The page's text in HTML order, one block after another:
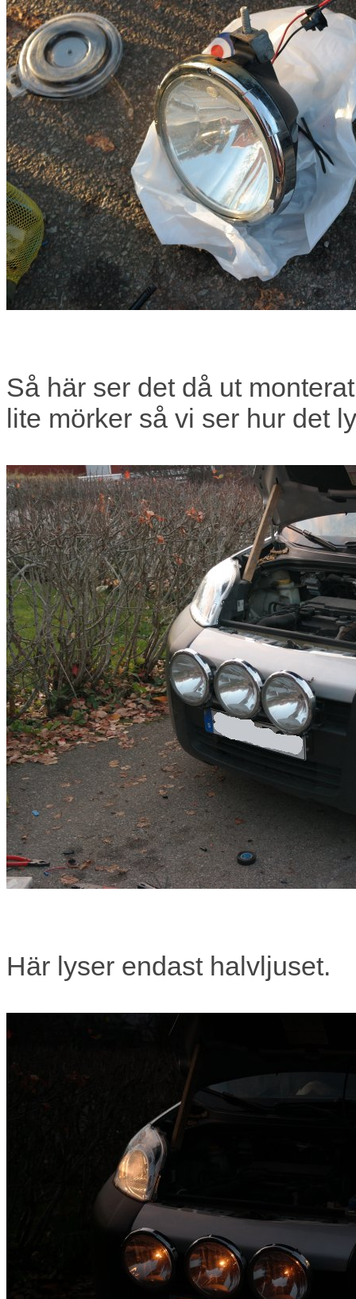
Så här ser det då ut
lite mörker så vi ser hur det
Här lyser endast halvljuset.